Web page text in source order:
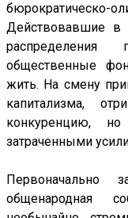
бюрократическо-
Действовавшие в
общественные
жить. На смену
капитализма,
конкуренцию,
затраченными
Первоначально
общенародная